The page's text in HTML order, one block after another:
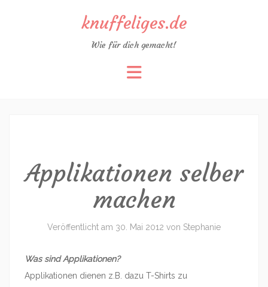
knuffeliges.de
Wie für dich gemacht!
Applikationen selber
machen
Veröffentlicht am 30. Mai 2012 von Stephanie
Was sind Applikationen?
Applikationen dienen z.B. dazu T-Shirts zu